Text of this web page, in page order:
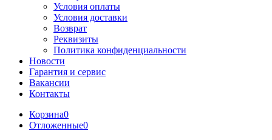
Условия оплаты
Условия доставки
Возврат
Реквизиты
Политика конфиденциальности
Новости
Гарантия и сервис
Вакансии
Контакты
Корзина0
Отложенные0